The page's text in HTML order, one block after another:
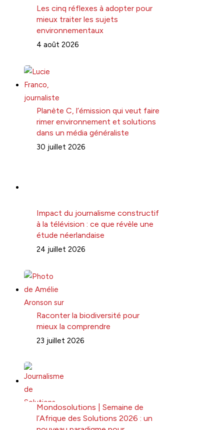
Les cinq réflexes à adopter pour
mieux traiter les sujets
environnementaux
4 août 2026
Planète C, l’émission qui veut faire
rimer environnement et solutions
dans un média généraliste
30 juillet 2026
Impact du journalisme constructif
à la télévision : ce que révèle une
étude néerlandaise
24 juillet 2026
Raconter la biodiversité pour
mieux la comprendre
23 juillet 2026
Mondosolutions | Semaine de
l’Afrique des Solutions 2026 : un